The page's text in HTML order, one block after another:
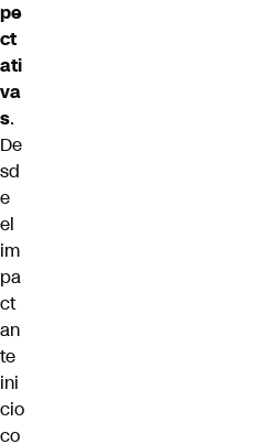
pe
ct
ati
va
s.
De
sd
e
el
im
pa
ct
an
te
ini
cio
co